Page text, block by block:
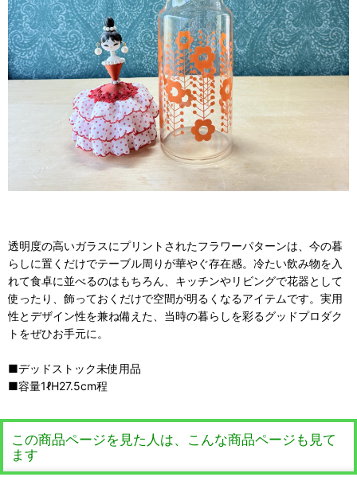
透明度の高いガラスにプリントされたフラワーパターンは、今の暮
らしに置くだけでテーブル周りが華やぐ存在感。冷たい飲み物を入
れて食卓に並べるのはもちろん、キッチンやリビングで花器として
使ったり、飾っておくだけで空間が明るくなるアイテムです。実用
性とデザイン性を兼ね備えた、当時の暮らしを彩るグッドプロダク
トをぜひお手元に。
■デッドストック未使用品
■容量1ℓH27.5cm程
この商品ページを見た人は、こんな商品ページも見て
ます